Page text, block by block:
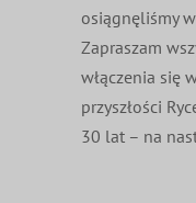
osiągnęliśmy
Zapraszam
włączenia się
przyszłości
30 lat – na